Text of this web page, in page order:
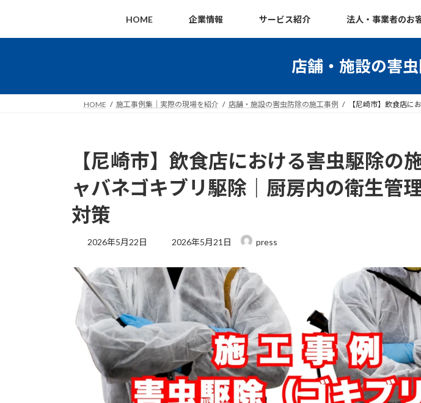
テ
ス
ゲ
ン
HOME 企業情報 サービス紹介 法人・事業者のお
店舗・施設の害
HOME 施工事例集｜実際の現場を紹介 店舗・施設の害虫防除の施工事例 【尼崎市】飲食店に
【尼崎市】飲食店における害虫駆除の
ャバネゴキブリ駆除｜厨房内の衛生管
対策
2026年5月22日
最
新
日
時
2026年5月21日 press